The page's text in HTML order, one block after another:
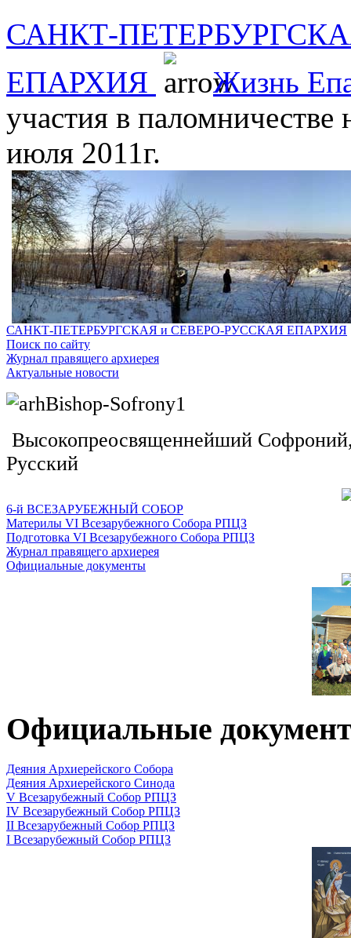
САНКТ-
ЕПАРХИЯ
Жизнь
участия в
июля 2011г.
САНКТ-ПЕТЕРБУРГСКАЯ и СЕВЕРО-РУССКАЯ ЕПАРХИЯ
Поиск по сайту
Журнал правящего архиерея
Актуальные новости
Высокопреосвященнейший
Русский
6-й ВСЕЗАРУБЕЖНЫЙ СОБОР
Материлы VI Всезарубежного Собора РПЦЗ
Подготовка VI Всезарубежного Собора РПЦЗ
Журнал правящего архиерея
Официальные документы
Официальные
Деяния Архиерейского Собора
Деяния Архиерейского Синода
V Всезарубежный Собор РПЦЗ
IV Всезарубежный Собор РПЦЗ
II Всезарубежный Собор РПЦЗ
I Всезарубежный Собор РПЦЗ